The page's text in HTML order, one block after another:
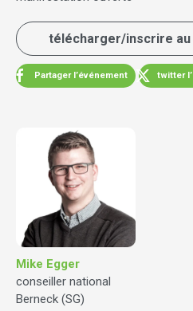
télécharger/inscrire au
Partager l’événement twitter
Mike Egger
conseiller national
Berneck (SG)